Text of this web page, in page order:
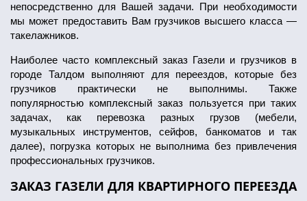
непосредственно для Вашей задачи. При необходимости
мы может предоставить Вам грузчиков высшего класса —
такелажников.
Наиболее часто комплексный заказ Газели и грузчиков в
городе Талдом выполняют для переездов, которые без
грузчиков практически не выполнимы. Также
популярностью комплексный заказ пользуется при таких
задачах, как перевозка разных грузов (мебели,
музыкальных инструментов, сейфов, банкоматов и так
далее), погрузка которых не выполнима без привлечения
профессиональных грузчиков.
ЗАКАЗ ГАЗЕЛИ ДЛЯ КВАРТИРНОГО ПЕРЕЕЗДА